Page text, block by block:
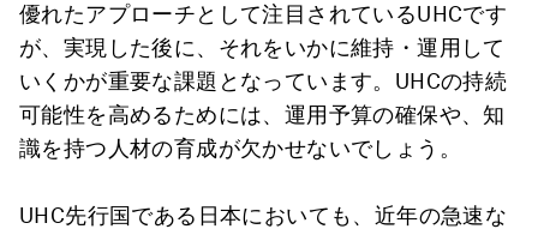
優れたアプローチとして注目されているUHCです
が、実現した後に、それをいかに維持・運用して
いくかが重要な課題となっています。UHCの持続
可能性を高めるためには、運用予算の確保や、知
識を持つ人材の育成が欠かせないでしょう。
UHC先行国である日本においても、近年の急速な